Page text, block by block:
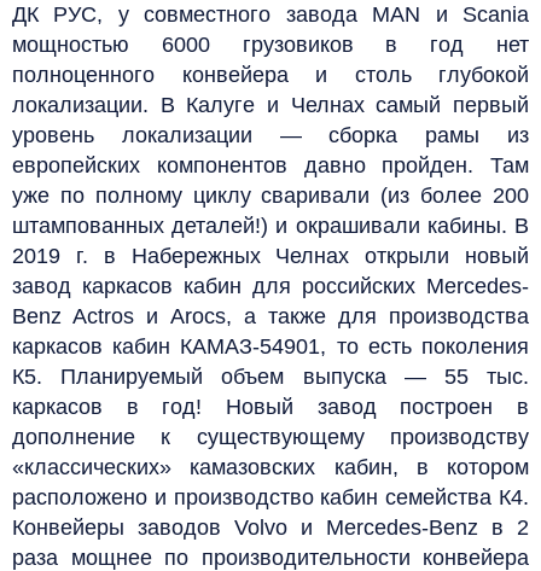
ДК РУС, у совместного завода MAN и Scania
мощностью 6000 грузовиков в год нет
полноценного конвейера и столь глубокой
локализации. В Калуге и Челнах самый первый
уровень локализации — сборка рамы из
европейских компонентов давно пройден. Там
уже по полному циклу сваривали (из более 200
штампованных деталей!) и окрашивали кабины. В
2019 г. в Набережных Челнах открыли новый
завод каркасов кабин для российских Mercedes-
Benz Actros и Arocs, а также для производства
каркасов кабин КАМАЗ-54901, то есть поколения
К5. Планируемый объем выпуска — 55 тыс.
каркасов в год! Новый завод построен в
дополнение к существующему производству
«классических» камазовских кабин, в котором
расположено и производство кабин семейства К4.
Конвейеры заводов Volvo и Mercedes-Benz в 2
раза мощнее по производительности конвейера